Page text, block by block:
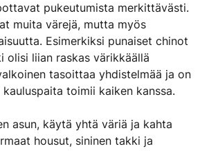
pukeutumista merkittävästi.
muita värejä, mutta myös
Esimerkiksi punaiset chinot
olisi liian raskas värikkäällä
tasoittaa yhdistelmää ja on
toimii kaiken kanssa.
asun, käytä yhtä väriä ja kahta
housut, sininen takki ja